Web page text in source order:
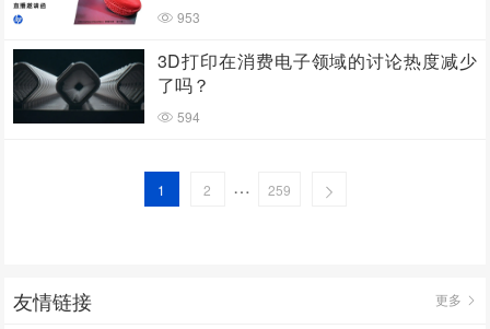
953
3D打印在消费电子领域的讨论热度减少
了吗？
594
1 2 … 259
友情链接 更多